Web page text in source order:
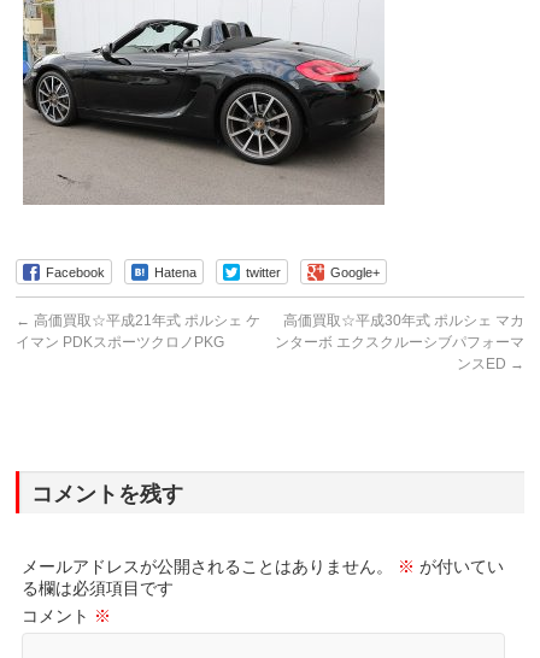
Facebook Hatena twitter Google+
← 高価買取☆平成21年式 ポルシェ ケ
イマン PDKスポーツクロノPKG
高価買取☆平成30年式 ポルシェ マカ
ンターボ エクスクルーシブパフォーマ
ンスED →
コメントを残す
メールアドレスが公開されることはありません。 ※ が付いてい
る欄は必須項目です
コメント ※